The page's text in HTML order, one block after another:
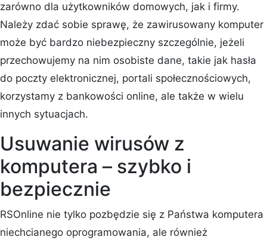
zarówno dla użytkowników domowych, jak i firmy.
Należy zdać sobie sprawę, że zawirusowany komputer
może być bardzo niebezpieczny szczególnie, jeżeli
przechowujemy na nim osobiste dane, takie jak hasła
do poczty elektronicznej, portali społecznościowych,
korzystamy z bankowości online, ale także w wielu
innych sytuacjach.
Usuwanie wirusów z
komputera – szybko i
bezpiecznie
RSOnline nie tylko pozbędzie się z Państwa komputera
niechcianego oprogramowania, ale również